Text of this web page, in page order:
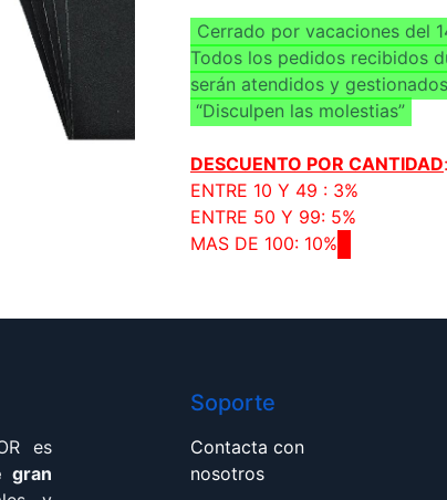
Cerrado por vacaciones del
Todos los pedidos recibidos
serán atendidos y
“Disculpen las molestias”
DESCUENTO POR CANTIDAD:
ENTRE 10 Y 49 : 3%
ENTRE 50 Y 99: 5%
MAS DE 100: 10%
es
gran
Soporte
Contacta con
nosotros